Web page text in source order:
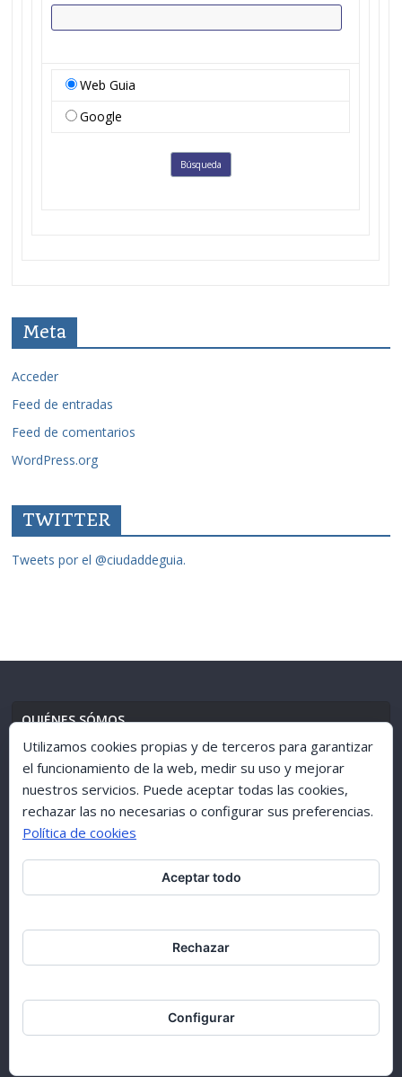
Web Guia
Google
Meta
Acceder
Feed de entradas
Feed de comentarios
WordPress.org
TWITTER
Tweets por el @ciudaddeguia.
QUIÉNES SÓMOS
AVISO LEGAL// POLÍTICA DE PRIVACIDAD
ARCHIVO 1998-2015
Copyright © [1998-2017] [Ciudad de GuÍa]. All rights reserved.
Utilizamos cookies propias y de terceros para garantizar
el funcionamiento de la web, medir su uso y mejorar
nuestros servicios. Puede aceptar todas las cookies,
rechazar las no necesarias o configurar sus preferencias.
Política de cookies
Aceptar todo
Rechazar
Configurar